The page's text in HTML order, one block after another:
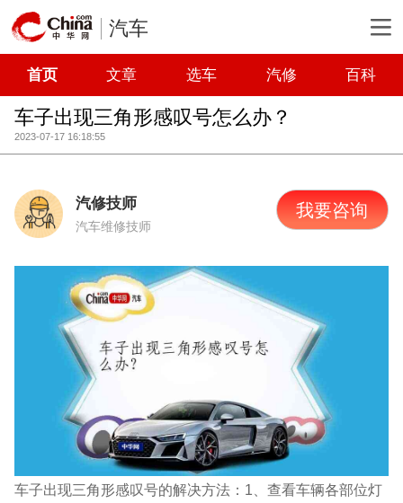
汽车
首页 文章 选车 汽修 百科
车子出现三角形感叹号怎么办？
2023-07-17 16:18:55
汽修技师
汽车维修技师
我要咨询
车子出现三角形感叹号的解决方法：1、查看车辆各部位灯